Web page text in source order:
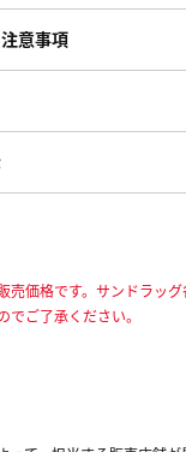
意事項
売価格です。サンドラッ
でご了承ください。